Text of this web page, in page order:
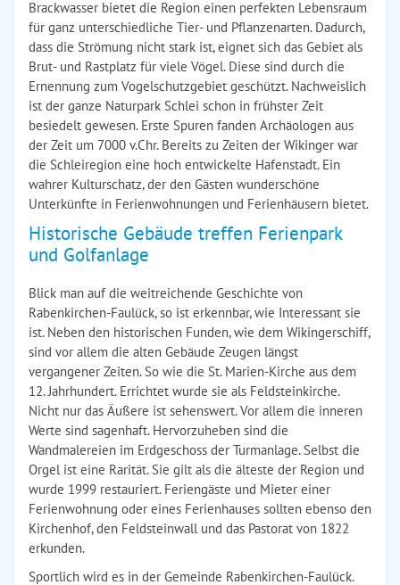
Brackwasser bietet die Region einen perfekten Lebensraum
für ganz unterschiedliche Tier- und Pflanzenarten. Dadurch,
dass die Strömung nicht stark ist, eignet sich das Gebiet als
Brut- und Rastplatz für viele Vögel. Diese sind durch die
Ernennung zum Vogelschutzgebiet geschützt. Nachweislich
ist der ganze Naturpark Schlei schon in frühster Zeit
besiedelt gewesen. Erste Spuren fanden Archäologen aus
der Zeit um 7000 v.Chr. Bereits zu Zeiten der Wikinger war
die Schleiregion eine hoch entwickelte Hafenstadt. Ein
wahrer Kulturschatz, der den Gästen wunderschöne
Unterkünfte in Ferienwohnungen und Ferienhäusern bietet.
Historische Gebäude treffen Ferienpark
und Golfanlage
Blick man auf die weitreichende Geschichte von
Rabenkirchen-Faulück, so ist erkennbar, wie Interessant sie
ist. Neben den historischen Funden, wie dem Wikingerschiff,
sind vor allem die alten Gebäude Zeugen längst
vergangener Zeiten. So wie die St. Marien-Kirche aus dem
12. Jahrhundert. Errichtet wurde sie als Feldsteinkirche.
Nicht nur das Äußere ist sehenswert. Vor allem die inneren
Werte sind sagenhaft. Hervorzuheben sind die
Wandmalereien im Erdgeschoss der Turmanlage. Selbst die
Orgel ist eine Rarität. Sie gilt als die älteste der Region und
wurde 1999 restauriert. Feriengäste und Mieter einer
Ferienwohnung oder eines Ferienhauses sollten ebenso den
Kirchenhof, den Feldsteinwall und das Pastorat von 1822
erkunden.
Sportlich wird es in der Gemeinde Rabenkirchen-Faulück.